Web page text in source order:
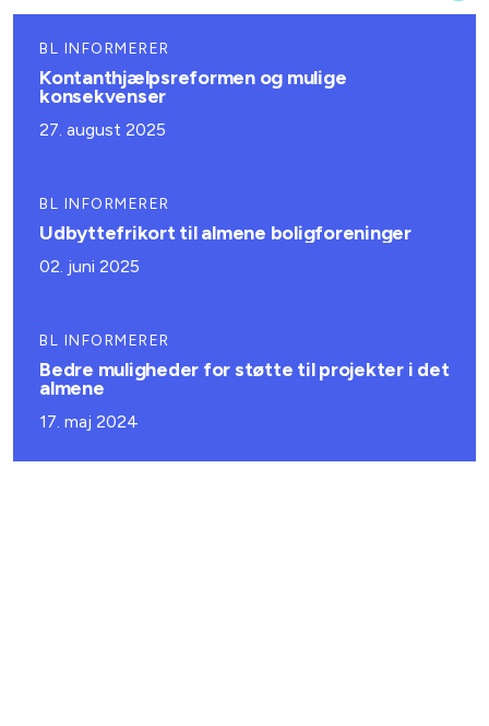
BL INFORMERER
Kontanthjælpsreformen og mulige
konsekvenser
27. august 2025
BL INFORMERER
Udbyttefrikort til almene boligforeninger
02. juni 2025
BL INFORMERER
Bedre muligheder for støtte til projekter i det
almene
17. maj 2024